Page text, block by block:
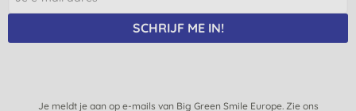
SCHRIJF ME IN!
Je meldt je aan op e-mails van Big Green Smile Europe. Zie ons